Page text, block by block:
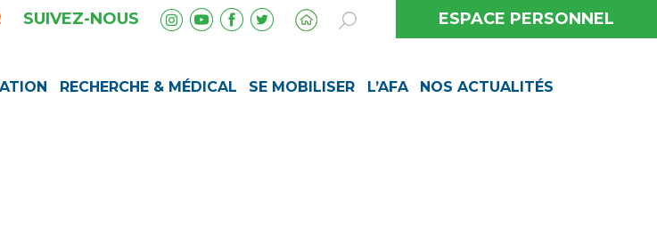
SUIVEZ-NOUS ESPACE PERSONNEL
RECHERCHE & MÉDICAL SE MOBILISER L’AFA NOS ACTUALITÉS